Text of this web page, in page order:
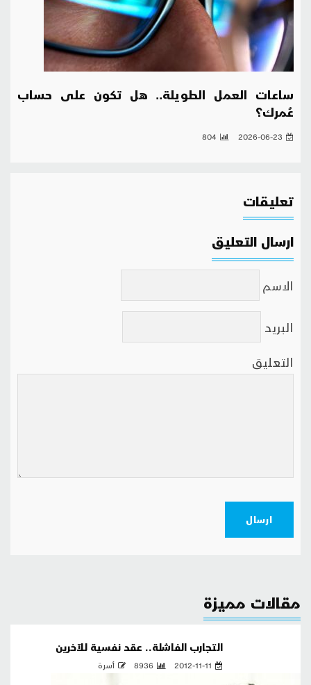
ساعات العمل الطويلة.. هل تكون على حساب
عُمرك؟
2026-06-23
804
تعليقات
ارسال التعليق
الاسم
البريد
التعليق
ارسال
مقالات مميزة
التجارب الفاشلة.. عقد نفسية للآخرين
2012-11-11
8936 أسرة